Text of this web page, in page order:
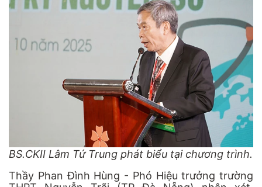
BS.CKII Lâm Tứ Trung phát biểu tại chương trình.
Thầy Phan Đình Hùng - Phó Hiệu trưởng trường